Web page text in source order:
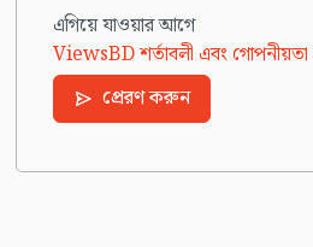
এগিয়ে যাওয়ার আগে
ViewsBD শর্তাবলী এবং গোপনীয়তা
প্রেরণ করুন